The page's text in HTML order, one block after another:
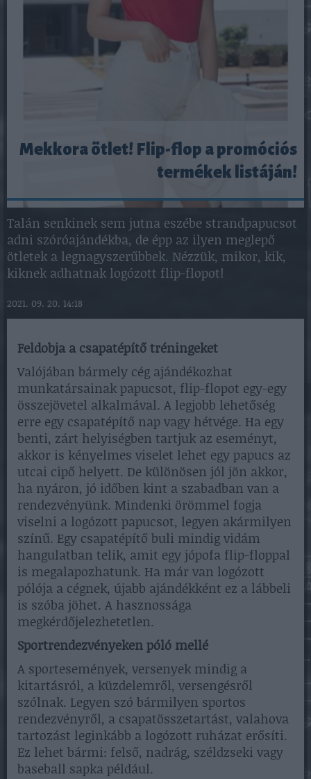
Mekkora ötlet! Flip-flop a promóciós
termékek listáján!
Talán senkinek sem jutna eszébe strandpapucsot
adni szóróajándékba, de épp az ilyen meglepő
ötletek a legnagyszerűbbek. Nézzük, mikor, kik,
kiknek adhatnak logózott flip-flopot!
2021. 09. 20. 14:18
Feldobja a csapatépítő tréningeket
Valójában bármely cég ajándékozhat
munkatársainak papucsot, flip-flopot egy-egy
összejövetel alkalmával. A legjobb lehetőség
erre egy csapatépítő nap vagy hétvége. Ha egy
benti, zárt helyiségben tartjuk az eseményt,
akkor is kényelmes viselet lehet egy papucs az
utcai cipő helyett. De különösen jól jön akkor,
ha nyáron, jó időben kint a szabadban van a
rendezvényünk. Mindenki örömmel fogja
viselni a logózott papucsot, legyen akármilyen
színű. Egy csapatépítő buli mindig vidám
hangulatban telik, amit egy jópofa flip-floppal
is megalapozhatunk. Ha már van logózott
pólója a cégnek, újabb ajándékként ez a lábbeli
is szóba jöhet. A hasznossága
megkérdőjelezhetetlen.
Sportrendezvényeken póló mellé
A sportesemények, versenyek mindig a
kitartásról, a küzdelemről, versengésről
szólnak. Legyen szó bármilyen sportos
rendezvényről, a csapatösszetartást, valahova
tartozást leginkább a logózott ruházat erősíti.
Ez lehet bármi: felső, nadrág, széldzseki vagy
baseball sapka például.